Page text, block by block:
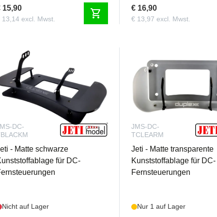
15,90
13,14 excl. Mwst. shopping_cart € 16,90
€ 13,97 excl. Mwst.
DC-
- Matte schwarze
für DC-
Nicht auf Lager
JMS-DC-
TCLEARM
Jeti - Matte transparente
Kunststoffablage für DC-
Fernsteuerungen
Nur 1 auf Lager